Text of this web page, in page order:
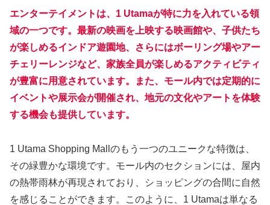
エンターテイメントは、1 Utamaが特に力を入れている領
域の一つです。最新の映画を上映する映画館や、子供たち
が楽しめるインドア遊園地、さらにはボーリング場やアー
チェリーレンジなど、家族全員が楽しめるアクティビティ
が豊富に用意されています。また、モール内では定期的に
イベントや展示会が開催され、地元の文化やアートを体験
する機会も提供しています。
1 Utama Shopping Mallのもう一つのユニークな特徴は、
その緑豊かな環境です。モール内のセクションには、屋内
の熱帯雨林が再現されており、ショッピングの合間に自然
を感じることができます。このように、1 Utamaは単なる